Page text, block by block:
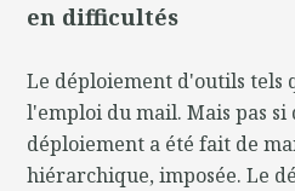
en difficultés
Le déploiement d'outils tels
l'emploi du mail. Mais pas si
déploiement a été fait de
hiérarchique, imposée. Le